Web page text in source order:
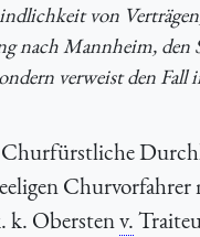
von
nach Mannheim,
verweist den
Churfürstliche
k. Oberstenv.